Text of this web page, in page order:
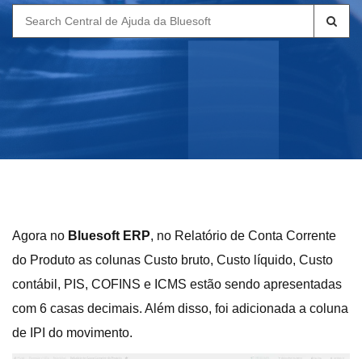
Search
for:
Agora no Bluesoft ERP, no Relatório de Conta Corrente
do Produto as colunas Custo bruto, Custo líquido, Custo
contábil, PIS, COFINS e ICMS estão sendo apresentadas
com 6 casas decimais. Além disso, foi adicionada a coluna
de IPI do movimento.